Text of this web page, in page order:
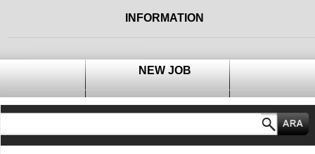
INFORMATION
NEW JOB